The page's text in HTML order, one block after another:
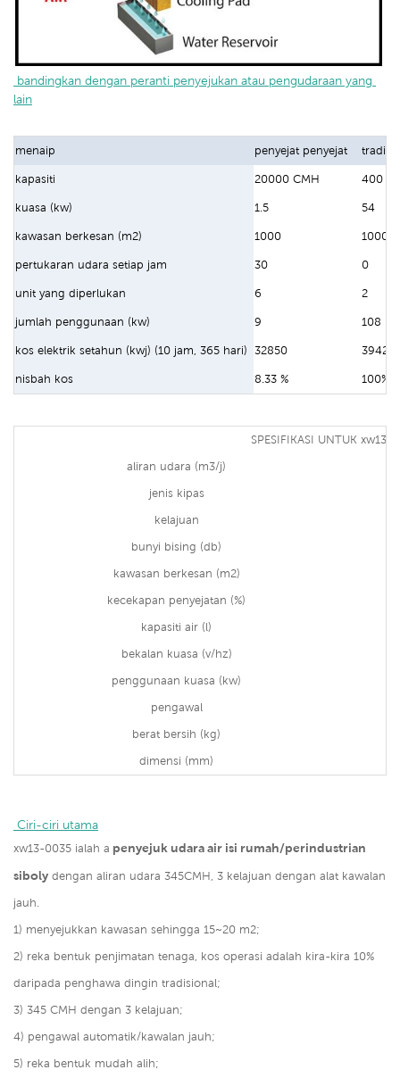
lain
menaip penyejat penyejat
kapasiti 20000 CMH 400
kuasa (kw) 1.5 54
kawasan berkesan (m2) 1000 1000
pertukaran udara setiap jam 30 0
unit yang diperlukan 6 2
jumlah penggunaan (kw) 9 108
kos elektrik setahun (kwj) (10 jam, 365 hari) 32850
nisbah kos 8.33 % 100%
SPESIFIKASI UNTUK xw13-
aliran udara (m3/j)
jenis kipas
kelajuan
bunyi bising (db)
kawasan berkesan (m2)
kecekapan penyejatan (%)
kapasiti air (l)
bekalan kuasa (v/hz)
penggunaan kuasa (kw)
pengawal
berat bersih (kg)
dimensi (mm)
Ciri-ciri utama
xw13-0035 ialah a penyejuk udara air isi rumah/perindustrian
siboly dengan aliran udara 345CMH, 3 kelajuan dengan alat kawalan
jauh.
1) menyejukkan kawasan sehingga 15~20 m2;
2) reka bentuk penjimatan tenaga, kos operasi adalah kira-kira 10%
daripada penghawa dingin tradisional;
3) 345 CMH dengan 3 kelajuan;
4) pengawal automatik/kawalan jauh;
5) reka bentuk mudah alih;